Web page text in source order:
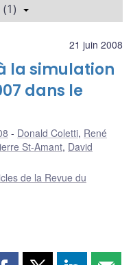
21 juin 2008
la simulation
dans le
Donald Coletti, René
St-Amant, David
de la Revue du